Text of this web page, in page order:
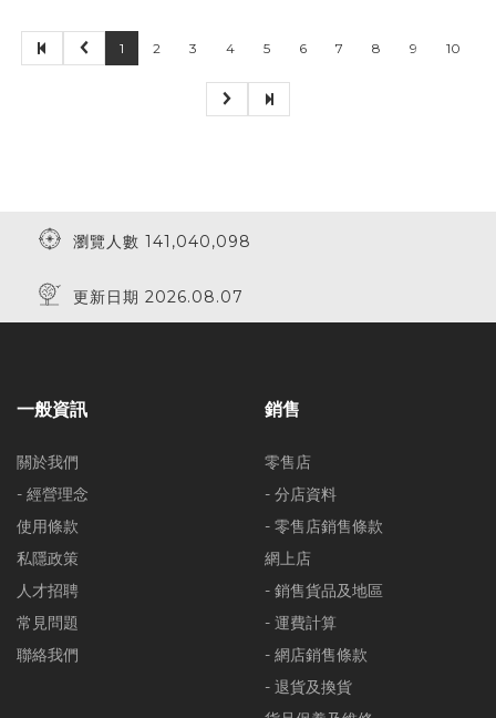
1 2 3 4 5 6 7 8 9 10
瀏覽人數 141,040,098
更新日期 2026.08.07
一般資訊
關於我們
- 經營理念
使用條款
私隱政策
人才招聘
常見問題
聯絡我們
銷售
零售店
- 分店資料
- 零售店銷售條款
網上店
- 銷售貨品及地區
- 運費計算
- 網店銷售條款
- 退貨及換貨